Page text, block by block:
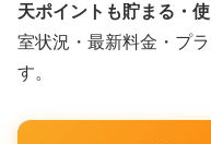
天ポイントも貯まる・
室状況・最新料金・プ
す。